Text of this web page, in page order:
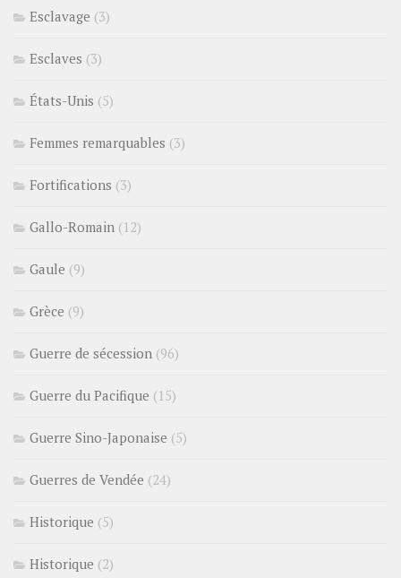
Esclavage (3)
Esclaves (3)
États-Unis (5)
Femmes remarquables (3)
Fortifications (3)
Gallo-Romain (12)
Gaule (9)
Grèce (9)
Guerre de sécession (96)
Guerre du Pacifique (15)
Guerre Sino-Japonaise (5)
Guerres de Vendée (24)
Historique (5)
Historique (2)